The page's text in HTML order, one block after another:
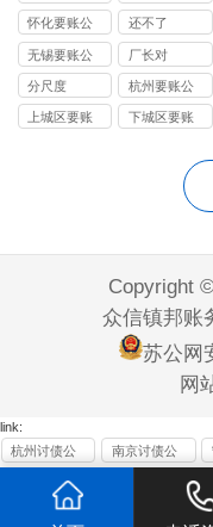
司
怀化要账公
司
还不了
无锡要账公
司
厂长对
分尺度
杭州要账公
司
上城区要账
下城区要账
Copyright
众信镇邦账
苏公网
网
link:
杭州讨债公
南京讨债公